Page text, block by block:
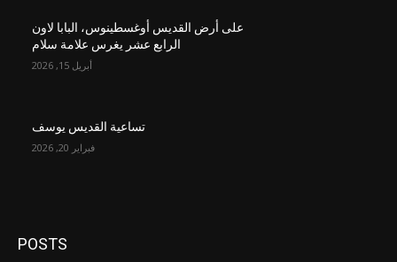
على أرض القديس أوغسطينوس، البابا لاون
الرابع عشر يغرس علامة سلام
أبريل 15, 2026
تساعية القديس يوسف
فبراير 20, 2026
POSTS